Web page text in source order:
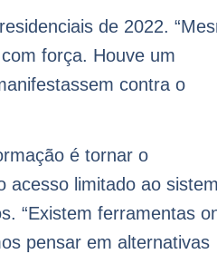
de 2022.
força. Houve um
contra o
é tornar o
acesso limitado ao
“Existem ferramentas
pensar em alternativas